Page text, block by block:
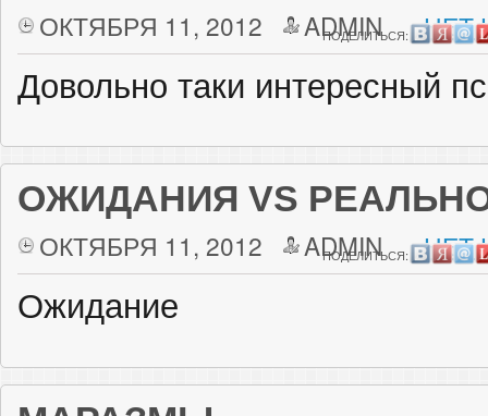
ОКТЯБРЯ 11, 2012 ADMIN НЕТ
ПОДЕЛИТЬСЯ:
Довольно таки интересный
ОЖИДАНИЯ VS
ОКТЯБРЯ 11, 2012 ADMIN НЕТ
ПОДЕЛИТЬСЯ:
Ожидание